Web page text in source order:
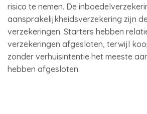
risico te nemen. De
aansprakelijkheidsverzekering zijn
verzekeringen. Starters hebben
verzekeringen afgesloten, terwijl
zonder verhuisintentie het meeste
hebben afgesloten.